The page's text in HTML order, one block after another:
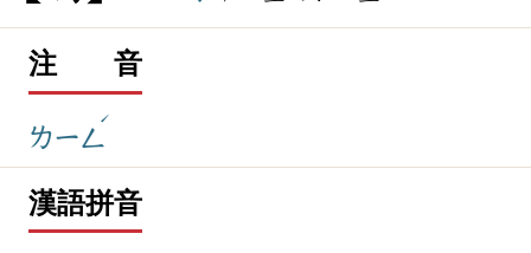
注 音
ㄌㄧㄥ
ˊ
漢語拼音